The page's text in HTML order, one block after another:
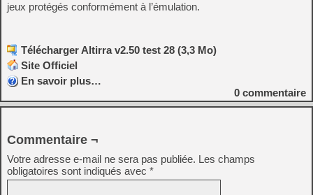
jeux protégés conformément à l’émulation.
Télécharger Altirra v2.50 test 28 (3,3 Mo)
Site Officiel
En savoir plus…
0 commentaire
Commentaire ¬
Votre adresse e-mail ne sera pas publiée. Les champs
obligatoires sont indiqués avec *